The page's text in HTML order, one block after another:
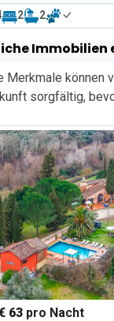
2 2
Immobilien
Merkmale können
sorgfältig,
63 pro Nacht